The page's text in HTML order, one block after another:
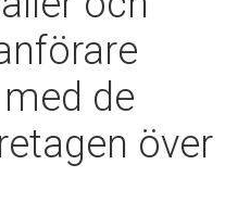
de
över